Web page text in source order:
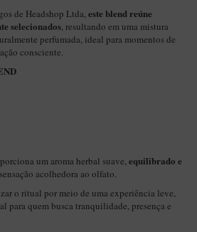
de Headshop Ltda,este blend reúne
selecionados, resultando em uma mistura
perfumada, ideal para momentos de
consciente.
um aroma herbal suave,equilibrado e
acolhedora ao olfato.
o ritual por meio de uma experiência leve,
para quem busca tranquilidade, presença e